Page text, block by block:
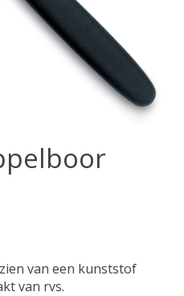
van een kunststof
van rvs.